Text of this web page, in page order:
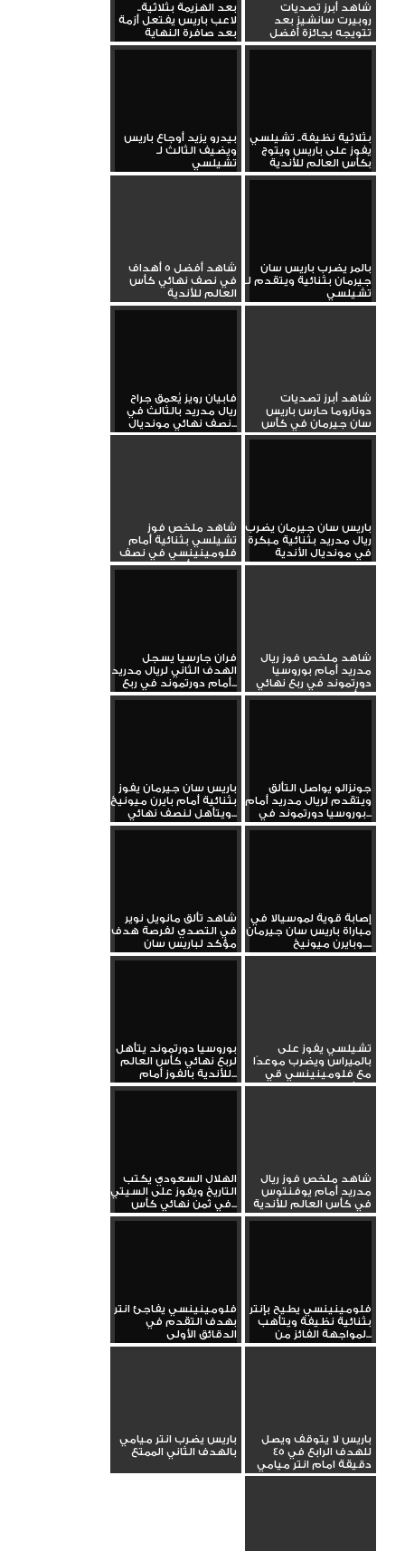
شاهد أبرز تصديات
روبيرت سانشيز بعد
تتويجه بجائزة أفضل
حارس في...
بعد الهزيمة بثلاثية..
لاعب باريس يفتعل أزمة
بعد صافرة النهاية
بثلاثية نظيفة.. تشيلسي
يفوز على باريس ويتوج
بكأس العالم للأندية
بيدرو يزيد أوجاع باريس
ويضيف الثالث لـ
تشيلسي
بالمر يضرب باريس سان
جيرمان بثنائية ويتقدم لـ
تشيلسي
شاهد أفضل 5 أهداف
في نصف نهائي كأس
العالم للأندية
شاهد أبرز تصديات
دوناروما حارس باريس
سان جيرمان في كأس
العالم...
فابيان رويز يُعمق جراح
ريال مدريد بالثالث في
نصف نهائي مونديال...
باريس سان جيرمان يضرب
ريال مدريد بثنائية مبكرة
في مونديال الأندية
شاهد ملخص فوز
تشيلسي بثنائية أمام
فلومينينسي في نصف
نهائي كأس...
شاهد ملخص فوز ريال
مدريد أمام بوروسيا
دورتموند في ربع نهائي
كأس...
فران جارسيا يسجل
الهدف الثاني لريال مدريد
أمام دورتموند في ربع...
جونزالو يواصل التألق
ويتقدم لريال مدريد أمام
بوروسيا دورتموند في...
باريس سان جيرمان يفوز
بثنائية أمام بايرن ميونيخ
ويتأهل لنصف نهائي...
إصابة قوية لموسيالا في
مباراة باريس سان جيرمان
وبايرن ميونيخ.....
شاهد تألق مانويل نوير
في التصدي لفرصة هدف
مؤكد لباريس سان
جيرمان...
تشيلسي يفوز على
بالميراس ويضرب موعدًا
مع فلومينينسي قي
نصف النهائي
بوروسيا دورتموند يتأهل
لربع نهائي كأس العالم
للأندية بالفوز أمام...
شاهد ملخص فوز ريال
مدريد أمام يوفنتوس
في كأس العالم للأندية
الهلال السعودي يكتب
التاريخ ويفوز على السيتي
في ثمن نهائي كأس...
فلومينينسي يطيح بإنتر
بثنائية نظيفة ويتأهب
لمواجهة الفائز من...
فلومينينسي يفاجئ انتر
بهدف التقدم في
الدقائق الأولى
باريس لا يتوقف ويصل
للهدف الرابع في 45
دقيقة امام انتر ميامي
باريس يضرب انتر ميامي
بالهدف الثاني الممتع